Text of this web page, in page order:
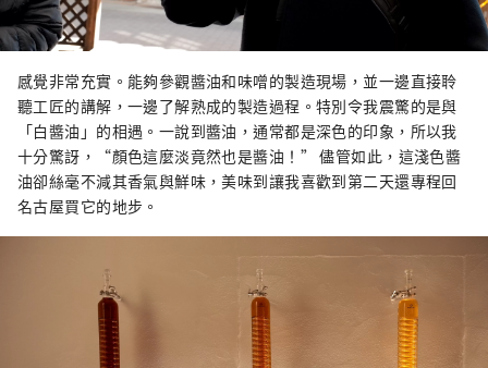
感覺非常充實。能夠參觀醬油和味噌的製造現場，並一邊直接聆
聽工匠的講解，一邊了解熟成的製造過程。特別令我震驚的是與
「白醬油」的相遇。一說到醬油，通常都是深色的印象，所以我
十分驚訝，“顏色這麼淡竟然也是醬油！” 儘管如此，這淺色醬
油卻絲毫不減其香氣與鮮味，美味到讓我喜歡到第二天還專程回
名古屋買它的地步。